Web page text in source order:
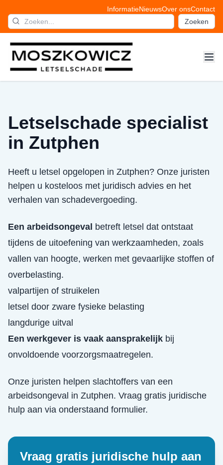
InformatieNieuwsOver onsContact
Zoeken
Letselschade specialist
in Zutphen
Heeft u letsel opgelopen in Zutphen? Onze juristen
helpen u kosteloos met juridisch advies en het
verhalen van schadevergoeding.
Een arbeidsongeval betreft letsel dat ontstaat
tijdens de uitoefening van werkzaamheden, zoals
vallen van hoogte, werken met gevaarlijke stoffen of
overbelasting.
valpartijen of struikelen
letsel door zware fysieke belasting
langdurige uitval
Een werkgever is vaak aansprakelijk bij
onvoldoende voorzorgsmaatregelen.
Onze juristen helpen slachtoffers van een
arbeidsongeval in Zutphen. Vraag gratis juridische
hulp aan via onderstaand formulier.
Vraag gratis juridische hulp aan